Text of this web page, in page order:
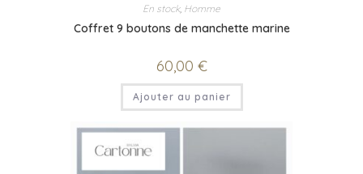
En stock, Homme
Coffret 9 boutons de manchette marine
60,00 €
Ajouter au panier